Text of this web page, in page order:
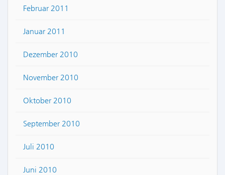
Februar 2011
Januar 2011
Dezember 2010
November 2010
Oktober 2010
September 2010
Juli 2010
Juni 2010